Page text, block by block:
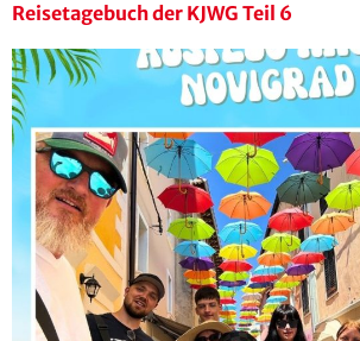
Reisetagebuch der KJWG Teil 6